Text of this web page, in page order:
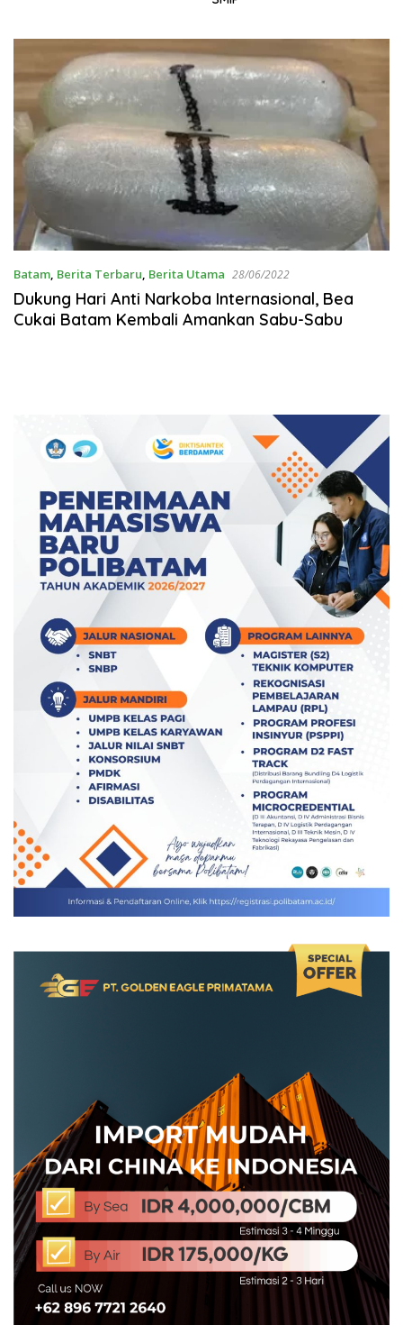
Batam, Berita Terbaru, Berita Utama 28/06/2022
Dukung Hari Anti Narkoba Internasional, Bea
Cukai Batam Kembali Amankan Sabu-Sabu